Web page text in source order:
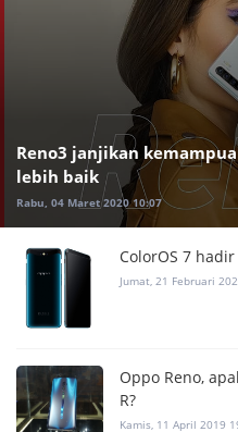
Reno3 janjikan
lebih baik
Rabu, 04 Maret 2020 10:07
ColorOS 7
Jumat, 21 Februari
Oppo Reno,
R?
Kamis, 11 April 2019